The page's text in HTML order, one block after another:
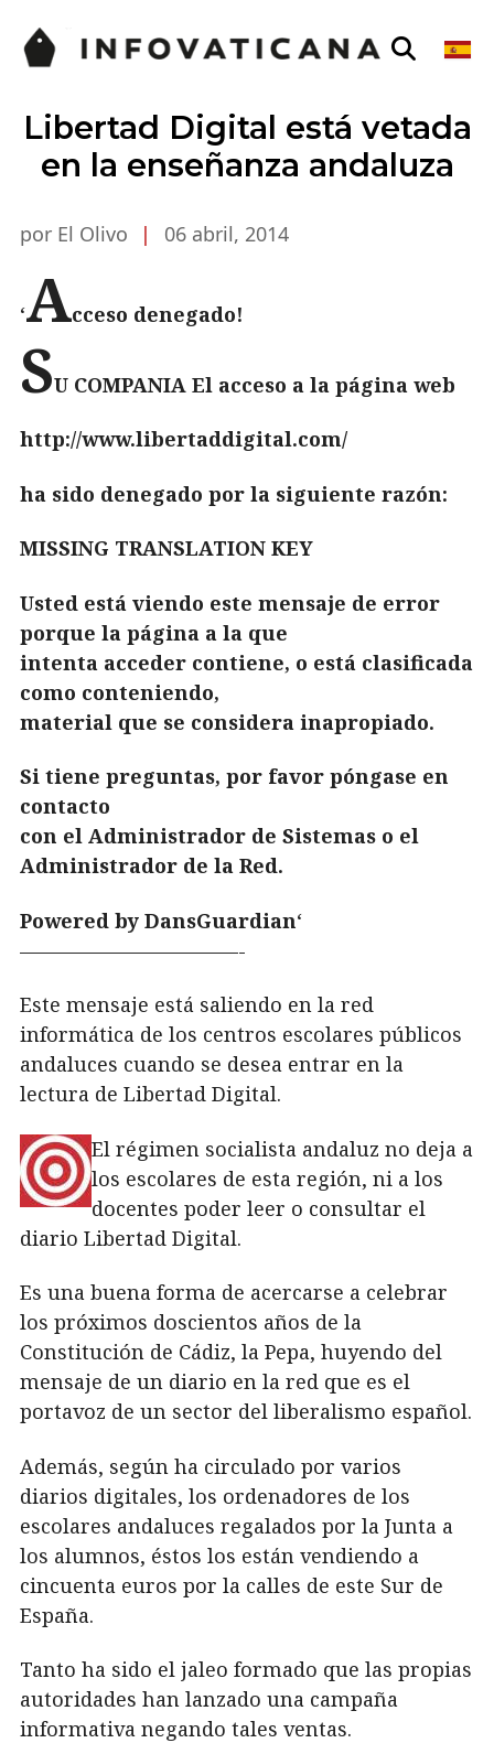
Libertad Digital está vetada
en la enseñanza andaluza
por El Olivo | 06 abril, 2014
‘Acceso denegado!
SU COMPANIA El acceso a la página web
http://www.libertaddigital.com/
ha sido denegado por la siguiente razón:
MISSING TRANSLATION KEY
Usted está viendo este mensaje de error
porque la página a la que
intenta acceder contiene, o está clasificada
como conteniendo,
material que se considera inapropiado.
Si tiene preguntas, por favor póngase en
contacto
con el Administrador de Sistemas o el
Administrador de la Red.
Powered by DansGuardian‘
———————————-
Este mensaje está saliendo en la red
informática de los centros escolares públicos
andaluces cuando se desea entrar en la
lectura de Libertad Digital.
El régimen socialista andaluz no deja a
los escolares de esta región, ni a los
docentes poder leer o consultar el
diario Libertad Digital.
Es una buena forma de acercarse a celebrar
los próximos doscientos años de la
Constitución de Cádiz, la Pepa, huyendo del
mensaje de un diario en la red que es el
portavoz de un sector del liberalismo español.
Además, según ha circulado por varios
diarios digitales, los ordenadores de los
escolares andaluces regalados por la Junta a
los alumnos, éstos los están vendiendo a
cincuenta euros por la calles de este Sur de
España.
Tanto ha sido el jaleo formado que las propias
autoridades han lanzado una campaña
informativa negando tales ventas.